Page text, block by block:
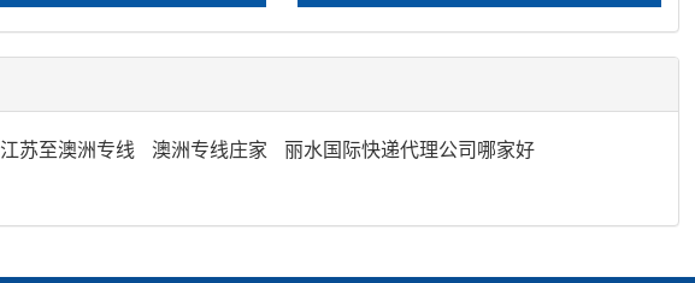
江苏至澳洲专线 澳洲专线庄家
丽水国际快递代理公司哪家好